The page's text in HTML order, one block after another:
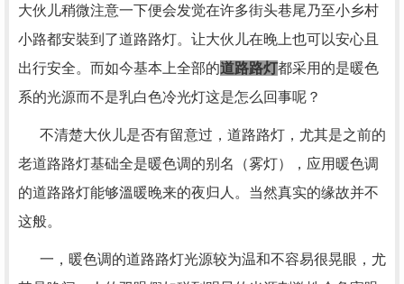
大伙儿稍微注意一下便会发觉在许多街头巷尾乃至小乡村
小路都安裝到了道路路灯。让大伙儿在晚上也可以安心且
出行安全。而如今基本上全部的道路路灯都采用的是暖色
系的光源而不是乳白色冷光灯这是怎么回事呢？
不清楚大伙儿是否有留意过，道路路灯，尤其是之前的
老道路路灯基础全是暖色调的别名（雾灯），应用暖色调
的道路路灯能够溫暖晚来的夜归人。当然真实的缘故并不
这般。
一，暖色调的道路路灯光源较为温和不容易很晃眼，尤